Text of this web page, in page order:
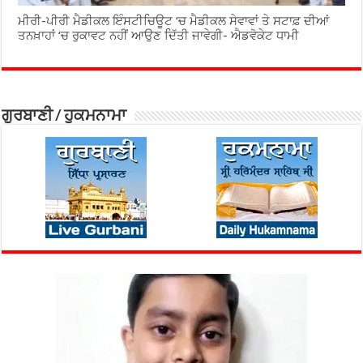
ਮੀਰੀ-ਪੀਰੀ ਮੈਡੀਕਲ ਇੰਸਟੀਚਿਊਟ ‘ਚ ਮੈਡੀਕਲ ਸੇਵਾਵਾਂ ਤੇ ਸਟਾਫ਼ ਦੀਆਂ
ਤਨਖ਼ਾਹਾਂ ‘ਚ ਰੁਕਾਵਟ ਨਹੀਂ ਆਉਣ ਦਿੱਤੀ ਜਾਵੇਗੀ- ਐਡਵੋਕੇਟ ਧਾਮੀ
ਗੁਰਬਾਣੀ / ਹੁਕਮਨਾਮਾ